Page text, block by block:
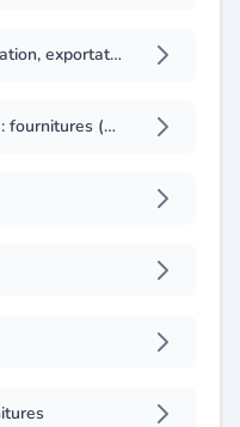
Articles pour fumeurs (importation, exportation)
Artisanat et travaux manuels : fournitures (détail)